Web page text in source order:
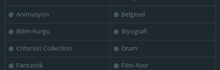
Animasyon
Belgesel
Bilim-Kurgu
Biyografi
Criterion Collection
Dram
Fantastik
Film-Noir